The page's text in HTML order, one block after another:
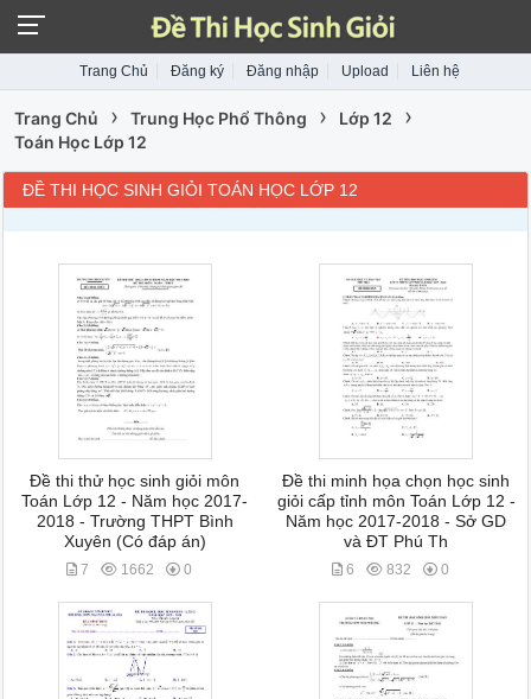
Trang Chủ Đăng ký Đăng nhập Upload Liên hệ
Trang Chủ › Trung Học Phổ Thông › Lớp 12 ›
Toán Học Lớp 12
ĐỀ THI HỌC SINH GIỎI TOÁN HỌC LỚP 12
Đề thi thử học sinh giỏi môn
Toán Lớp 12 - Năm học 2017-
2018 - Trường THPT Bình
Xuyên (Có đáp án)
7 1662 0
Đề thi minh họa chọn học sinh
giỏi cấp tỉnh môn Toán Lớp 12 -
Năm học 2017-2018 - Sở GD
và ĐT Phú Th
6 832 0